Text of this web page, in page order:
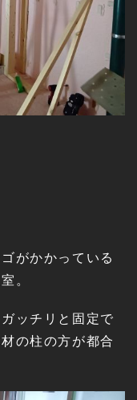
がかかっている
。
ッチリと固定で
の柱の方が都合